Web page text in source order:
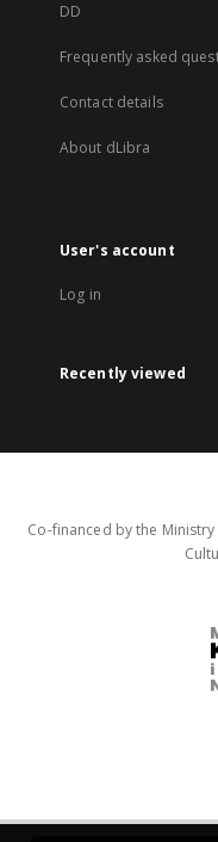
DD
Frequently asked
Contact details
About dLibra
User's account
Log in
Recently viewed
Co-financed by the